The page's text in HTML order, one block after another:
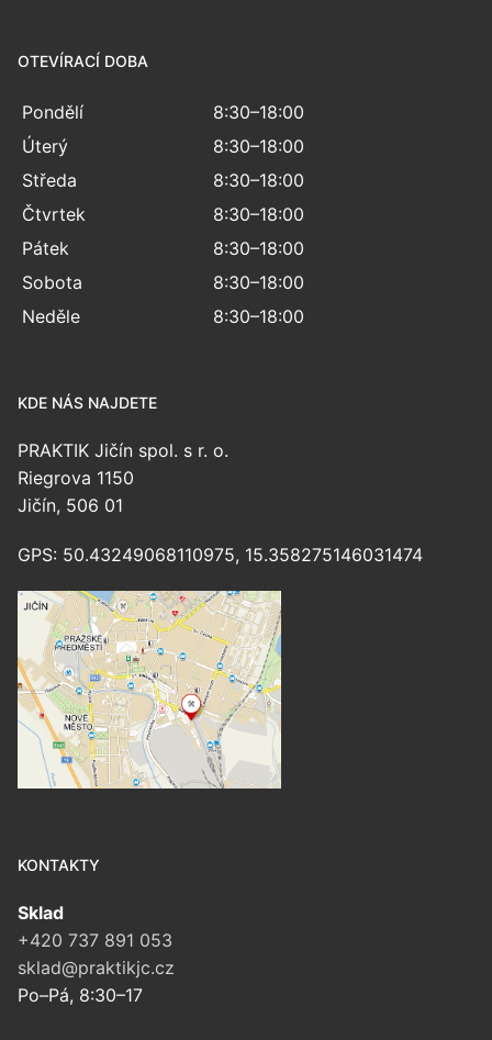
OTEVÍRACÍ DOBA
Pondělí
8:30–18:00
Úterý
8:30–18:00
Středa
8:30–18:00
Čtvrtek
8:30–18:00
Pátek
8:30–18:00
Sobota
8:30–18:00
Neděle
8:30–18:00
KDE NÁS NAJDETE
PRAKTIK Jičín spol. s r. o.
Riegrova 1150
Jičín, 506 01
GPS: 50.43249068110975, 15.358275146031474
KONTAKTY
Sklad
+420 737 891 053
sklad@praktikjc.cz
Po–Pá, 8:30–17